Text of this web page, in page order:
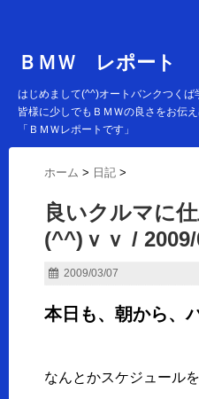
ＢＭＷ レポート
はじめまして(^^)オートバンクつくば
皆様に少しでもＢＭＷの良さをお伝
「ＢＭＷレポートです」
ホーム > 日記 >
良いクルマに
(^^)ｖｖ /
2009/03/07
本日も、朝から、
なんとかスケジュール